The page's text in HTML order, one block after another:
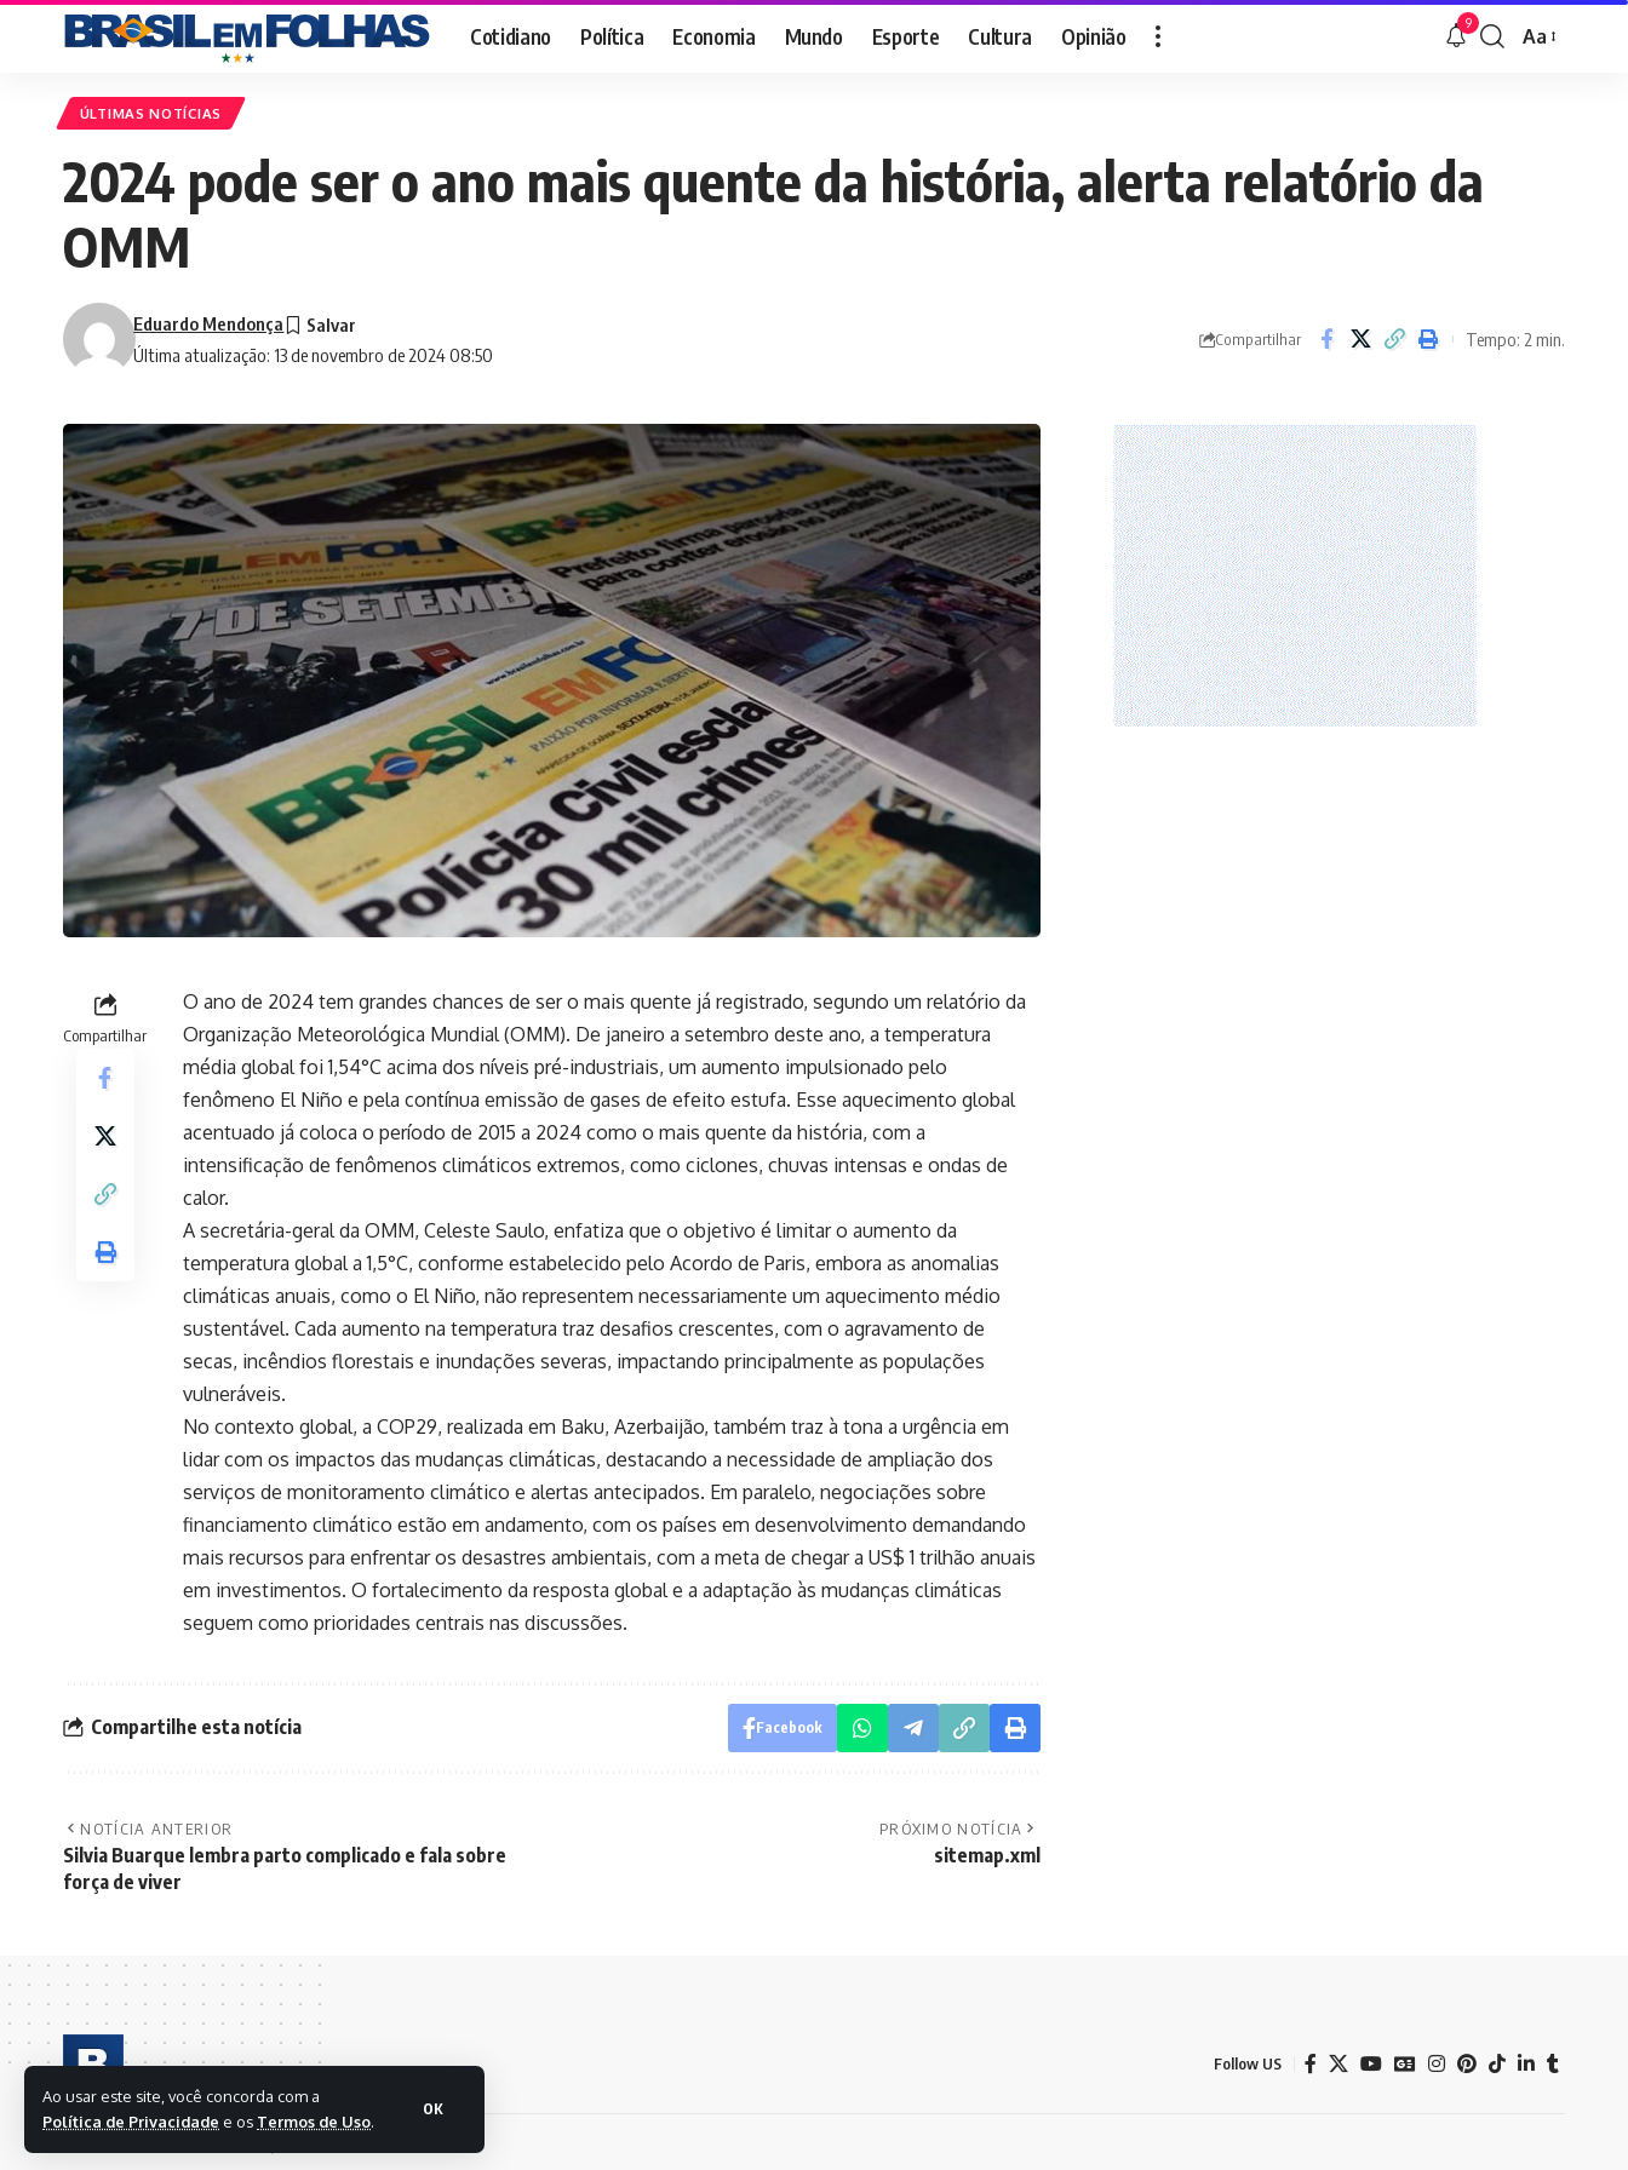
Ao usar este site, você concorda com a
Política de Privacidade e os Termos de Uso.
OK
Cotidiano Política Economia Mundo Esporte Cultura Opinião 9
Font
Aa
ÚLTIMAS NOTÍCIAS
2024 pode ser o ano mais quente da história, alerta relatório da
OMM
Última atualização: 13 de novembro de 2024 08:50
Eduardo Mendonça
Compartilhar Tempo: 2 min.
Compartilhar
O ano de 2024 tem grandes chances de ser o mais quente já registrado, segundo um relatório da
Organização Meteorológica Mundial (OMM). De janeiro a setembro deste ano, a temperatura
média global foi 1,54°C acima dos níveis pré-industriais, um aumento impulsionado pelo
fenômeno El Niño e pela contínua emissão de gases de efeito estufa. Esse aquecimento global
acentuado já coloca o período de 2015 a 2024 como o mais quente da história, com a
intensificação de fenômenos climáticos extremos, como ciclones, chuvas intensas e ondas de
calor.
A secretária-geral da OMM, Celeste Saulo, enfatiza que o objetivo é limitar o aumento da
temperatura global a 1,5°C, conforme estabelecido pelo Acordo de Paris, embora as anomalias
climáticas anuais, como o El Niño, não representem necessariamente um aquecimento médio
sustentável. Cada aumento na temperatura traz desafios crescentes, com o agravamento de
secas, incêndios florestais e inundações severas, impactando principalmente as populações
vulneráveis.
No contexto global, a COP29, realizada em Baku, Azerbaijão, também traz à tona a urgência em
lidar com os impactos das mudanças climáticas, destacando a necessidade de ampliação dos
serviços de monitoramento climático e alertas antecipados. Em paralelo, negociações sobre
financiamento climático estão em andamento, com os países em desenvolvimento demandando
mais recursos para enfrentar os desastres ambientais, com a meta de chegar a US$ 1 trilhão anuais
em investimentos. O fortalecimento da resposta global e a adaptação às mudanças climáticas
seguem como prioridades centrais nas discussões.
Compartilhe esta notícia Facebook
NOTÍCIA ANTERIOR
Silvia Buarque lembra parto complicado e fala sobre
força de viver
PRÓXIMO NOTÍCIA
sitemap.xml
Follow US